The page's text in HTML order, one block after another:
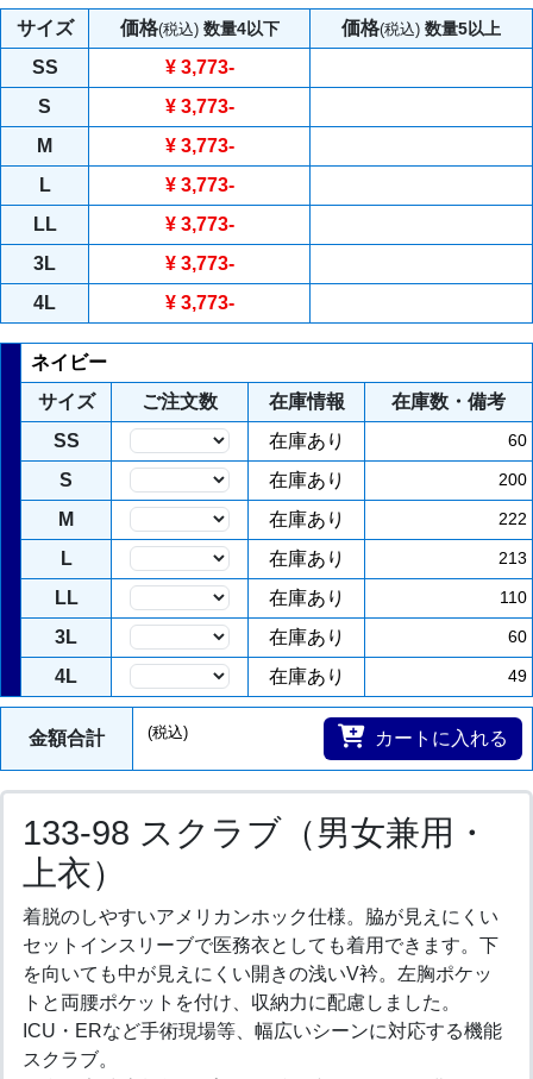
サイズ 価格(税込) 数量4以下 価格(税込) 数量5以上
SS ¥ 3,773-
S
¥ 3,773-
M
¥ 3,773-
L
¥ 3,773-
LL
¥ 3,773-
3L
¥ 3,773-
4L
¥ 3,773-
ネイビー
サイズ
ご注文数 在庫情報
在庫数・備考
SS
在庫あり 60
S 在庫あり 200
M 在庫あり 222
L 在庫あり 213
LL 在庫あり 110
3L 在庫あり 60
4L 在庫あり 49
金額合計 (税込) カートに入れる
133-98 スクラブ（男女兼用・
上衣）
着脱のしやすいアメリカンホック仕様。脇が見えにくい
セットインスリーブで医務衣としても着用できます。下
を向いても中が見えにくい開きの浅いV衿。左胸ポケッ
トと両腰ポケットを付け、収納力に配慮しました。
ICU・ERなど手術現場等、幅広いシーンに対応する機能
スクラブ。